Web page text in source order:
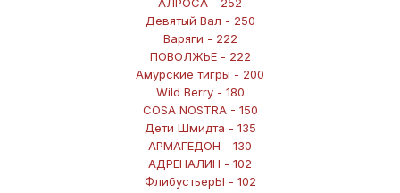
АЛРОСА - 252
Девятый Вал - 250
Варяги - 222
ПОВОЛЖЬЕ - 222
Амурские тигры - 200
Wild Berry - 180
COSA NOSTRA - 150
Дети Шмидта - 135
АРМАГЕДОН - 130
АДРЕНАЛИН - 102
ФлибустьерЫ - 102